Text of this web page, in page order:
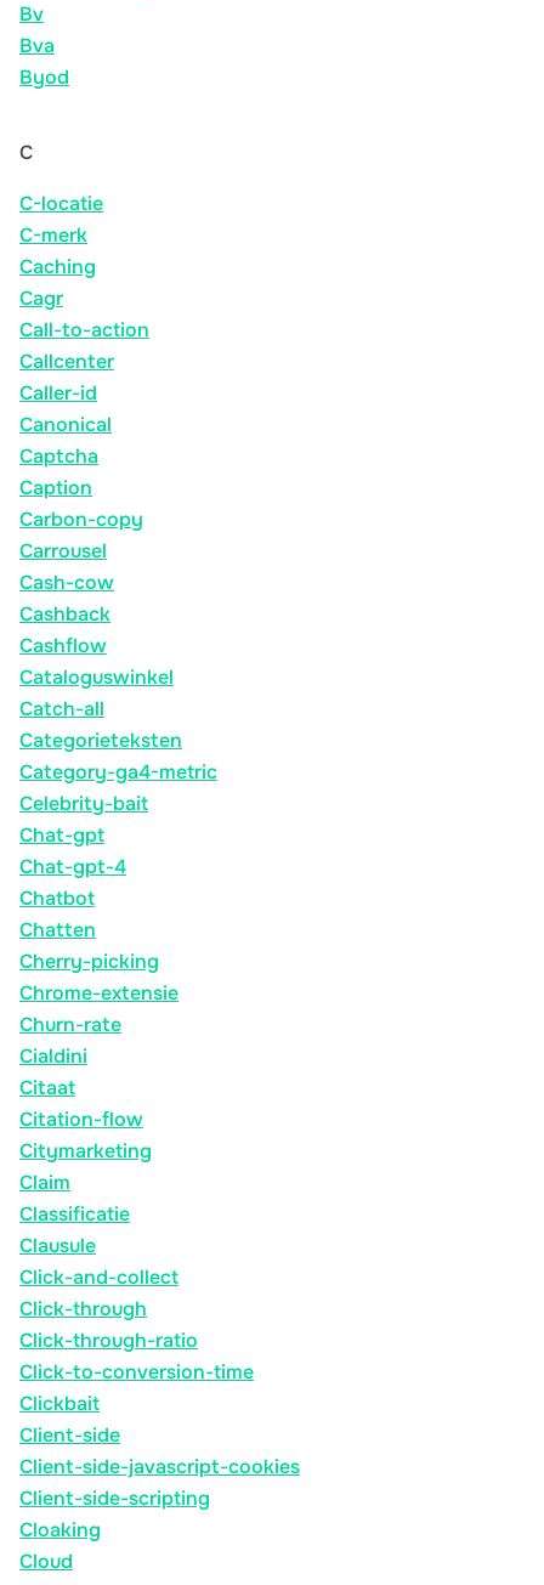
Bv
Bva
Byod
C
C-locatie
C-merk
Caching
Cagr
Call-to-action
Callcenter
Caller-id
Canonical
Captcha
Caption
Carbon-copy
Carrousel
Cash-cow
Cashback
Cashflow
Cataloguswinkel
Catch-all
Categorieteksten
Category-ga4-metric
Celebrity-bait
Chat-gpt
Chat-gpt-4
Chatbot
Chatten
Cherry-picking
Chrome-extensie
Churn-rate
Cialdini
Citaat
Citation-flow
Citymarketing
Claim
Classificatie
Clausule
Click-and-collect
Click-through
Click-through-ratio
Click-to-conversion-time
Clickbait
Client-side
Client-side-javascript-cookies
Client-side-scripting
Cloaking
Cloud